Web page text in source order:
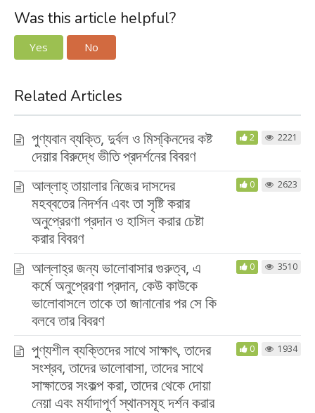
Was this article helpful?
Yes No
Related Articles
পুণ্যবান ব্যক্তি, দুর্বল ও মিস্‌কিনদের কষ্ট
দেয়ার বিরুদ্ধে ভীতি প্রদর্শনের বিবরণ
2 2221
আল্লাহ্‌ তায়ালার নিজের দাসদের
মহব্বতের নিদর্শন এবং তা সৃষ্টি করার
অনুপ্রেরণা প্রদান ও হাসিল করার চেষ্টা
করার বিবরণ
0 2623
আল্লাহ্‌র জন্য ভালোবাসার গুরুত্ব, এ
কর্মে অনুপ্রেরণা প্রদান, কেউ কাউকে
ভালোবাসলে তাকে তা জানানোর পর সে কি
বলবে তার বিবরণ
0 3510
পুণ্যশীল ব্যক্তিদের সাথে সাক্ষাৎ, তাদের
সংশ্রব, তাদের ভালোবাসা, তাদের সাথে
সাক্ষাতের সংকল্প করা, তাদের থেকে দোয়া
নেয়া এবং মর্যাদাপূর্ণ স্থানসমূহ দর্শন করার
0 1934